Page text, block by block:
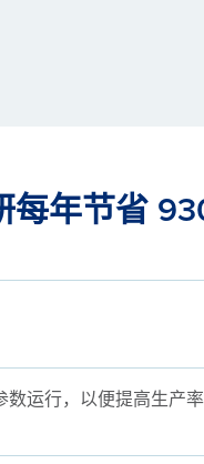
每年节省
数运行，以便提高生产